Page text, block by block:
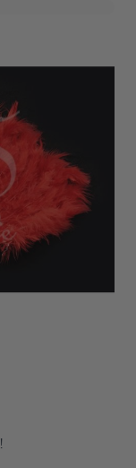
op voorraad is